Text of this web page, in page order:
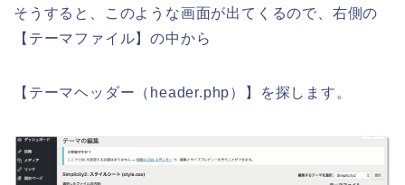
そうすると、このような画面が出てくるので、右側の
【テーマファイル】の中から
【テーマヘッダー（header.php）】を探します。